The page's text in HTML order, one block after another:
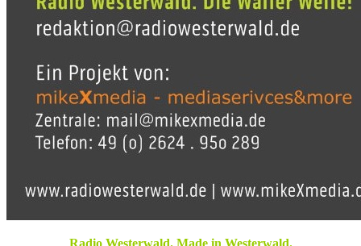
Radio Westerwald. Made in Westerwald.